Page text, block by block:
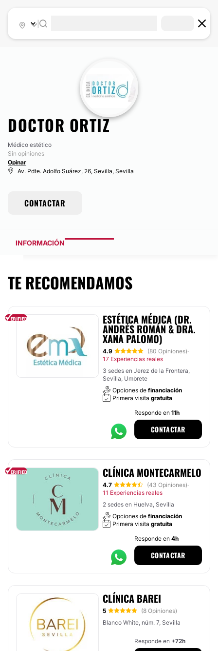
DOCTOR ORTIZ
Médico estético
Sin opiniones
Opinar
Av. Pdte. Adolfo Suárez, 26, Sevilla, Sevilla
CONTACTAR
INFORMACIÓN
TE RECOMENDAMOS
ESTÉTICA MÉDICA (DR.
ANDRÉS ROMÁN & DRA.
XANA PALOMO)
4.9 (80 Opiniones)·
17 Experiencias reales
3 sedes en Jerez de la Frontera,
Sevilla, Umbrete
Opciones de financiación
Primera visita gratuita
Responde en 11h
CONTACTAR
CLÍNICA MONTECARMELO
4.7 (43 Opiniones)·
11 Experiencias reales
2 sedes en Huelva, Sevilla
Opciones de financiación
Primera visita gratuita
Responde en 4h
CONTACTAR
CLÍNICA BAREI
5
(8 Opiniones)
Blanco White, núm. 7, Sevilla
Responde en +72h